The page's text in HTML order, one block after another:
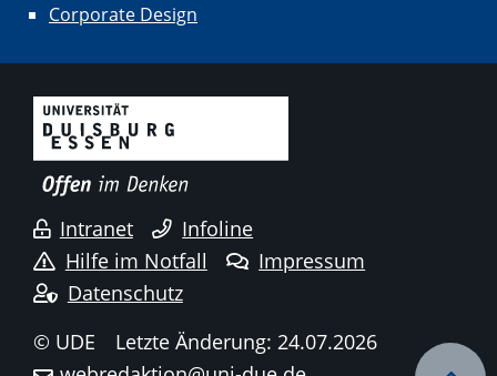
Corporate Design
Intranet
Infoline
Hilfe im Notfall
Impressum
Datenschutz
© UDE
Letzte Änderung: 24.07.2026